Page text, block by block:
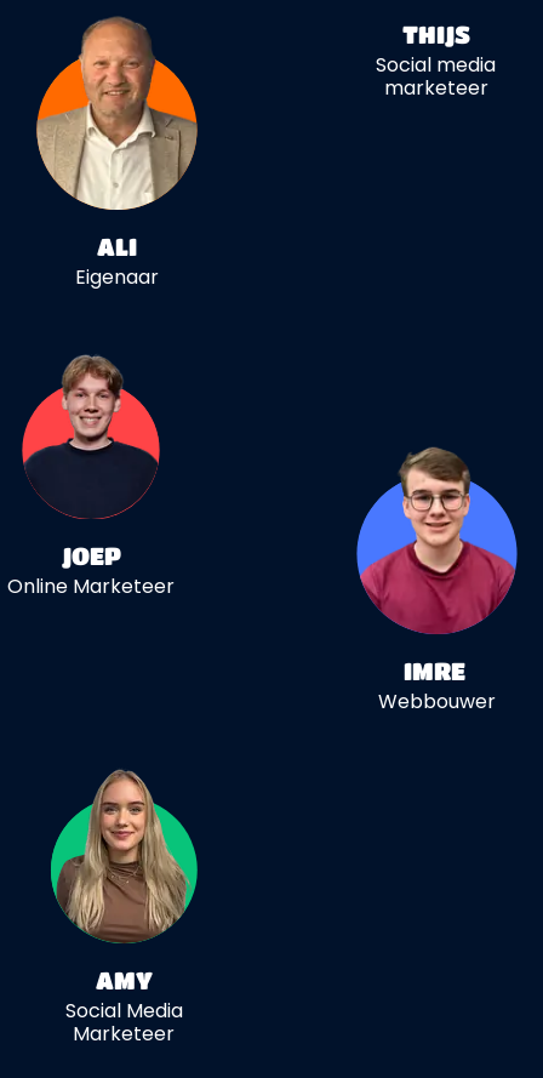
ALI
Eigenaar
THIJS
Social media
marketeer
IMRE
Webbouwer
JOEP
Online Marketeer
AMY
Social Media
Marketeer